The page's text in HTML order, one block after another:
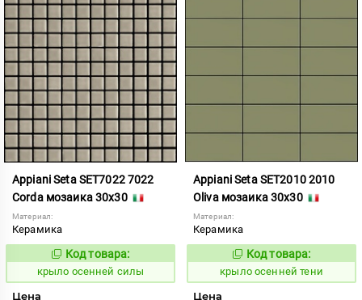
Appiani Seta SET7022 7022
Corda мозаика 30x30
Материал:
Керамика
836588
Код товара:
крыло осенней силы
Цена
Appiani Seta SET2010 2010
Oliva мозаика 30x30
Материал:
Керамика
836603
Код товара:
крыло осенней тени
Цена